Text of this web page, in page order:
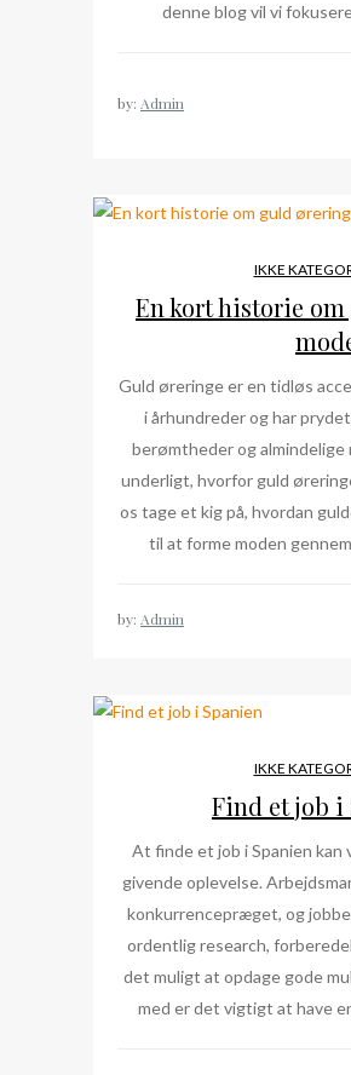
denne blog vil vi
by: Admin
IKKE
En kort historie
Guld øreringe er en tidløs
i århundreder og har
berømtheder og almindelige
underligt, hvorfor guld
os tage et kig på, hvordan
til at forme moden
by: Admin
IKKE
Find et job i
At finde et job i Spanien kan
givende oplevelse.
konkurrencepræget, og
ordentlig research,
det muligt at opdage gode
med er det vigtigt at have